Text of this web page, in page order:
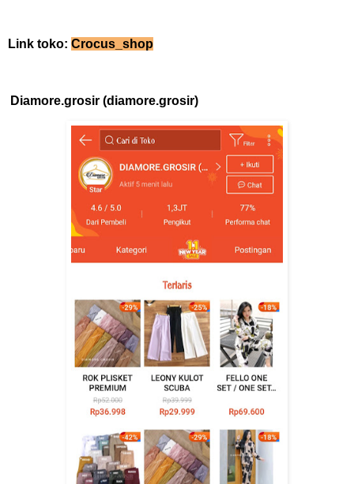
Link toko: Crocus_shop
Diamore.grosir (diamore.grosir)